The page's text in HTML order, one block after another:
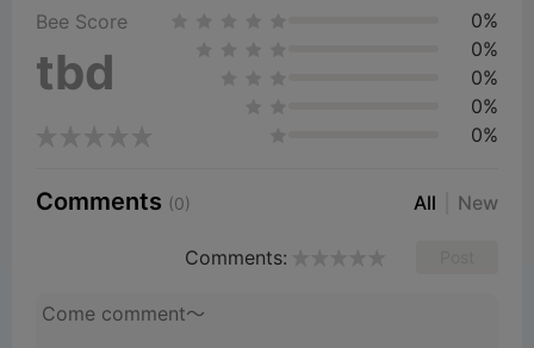
Bee Score
tbd
0%
0%
0%
0%
0%
Comments (0) All New
Comments: